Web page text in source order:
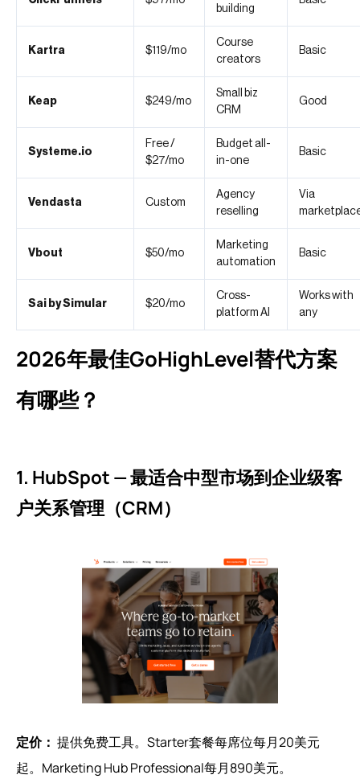
building
Kartra $119/mo
Course
creators
Basic
Keap $249/mo
Small biz
CRM
Good
Systeme.io
Free /
$27/mo
Budget all-
in-one
Basic
Vendasta Custom
Agency
reselling
Via
Vbout $50/mo
Marketing
automation
Basic
Sai by Simular $20/mo
Cross-
platform AI
Works with
any
2026年最佳GoHighLevel替代方案
有哪些？
1. HubSpot — 最适合中型市场到企业级客
户关系管理（CRM）
定价： 提供免费工具。Starter套餐每席位每月20美元
起。Marketing Hub Professional每月890美元。